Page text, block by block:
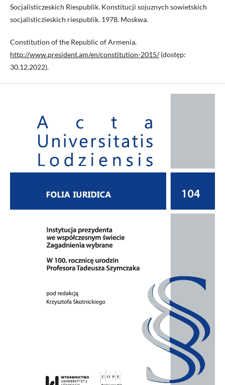
Socjalisticzeskich Riespublik. Konstitucji sojuznych sowietskich
socjalisticzieskich riespublik. 1978. Moskwa.
Constitution of the Republic of Armenia.
http://www.president.am/en/constitution-2015/(dostęp:
30.12.2022).